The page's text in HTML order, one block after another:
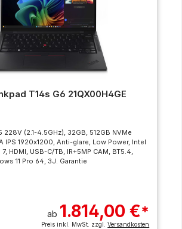
T14s G6 21QX00H4GE
228V (2.1-4.5GHz), 32GB, 512GB NVMe
IPS 1920x1200, Anti-glare, Low Power, Intel
HDMI, USB-C/TB, IR+5MP CAM, BT5.4,
11 Pro 64, 3J. Garantie
ab 1.814,00 €*
Preis inkl. MwSt. zzgl.Versandkosten